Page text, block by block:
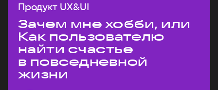
Продукт UX&UI
Зачем мне хобби, или
Как пользователю
найти счастье
в повседневной
жизни